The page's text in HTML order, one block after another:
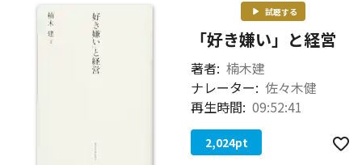
試聴する
「好き嫌い」と経営
著者: 楠木建
ナレーター: 佐々木健
再生時間: 09:52:41
2,024pt